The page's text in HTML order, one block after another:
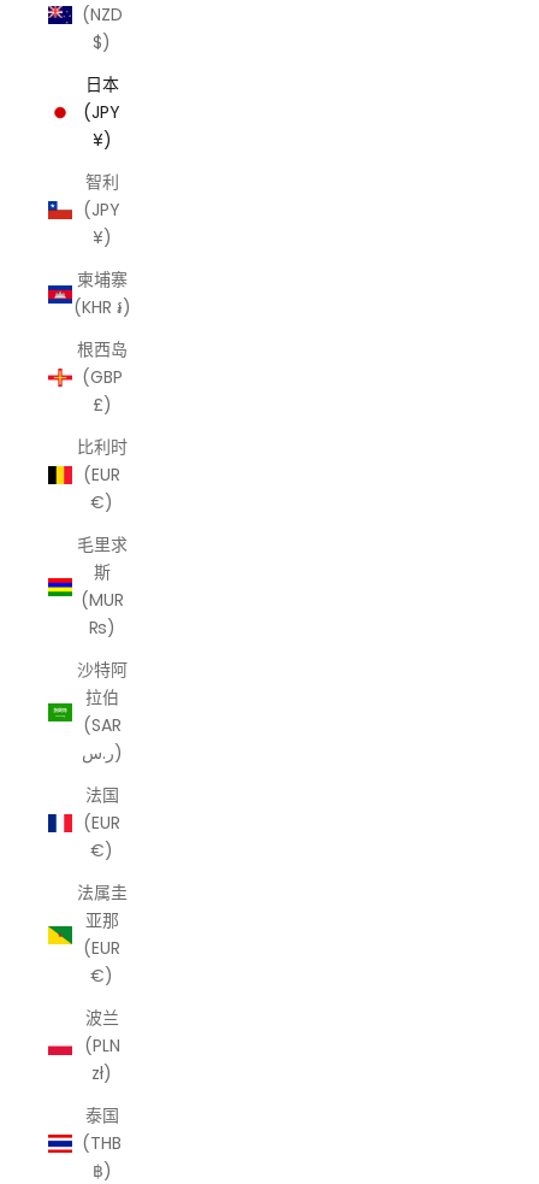
(NZD
$)
日本
(JPY
¥)
智利
(JPY
¥)
柬埔寨
(KHR ៛)
根西岛
(GBP
£)
比利时
(EUR
€)
毛里求
斯
(MUR
₨)
沙特阿
拉伯
(SAR
ر.س)
法国
(EUR
€)
法属圭
亚那
(EUR
€)
波兰
(PLN
zł)
泰国
(THB
฿)